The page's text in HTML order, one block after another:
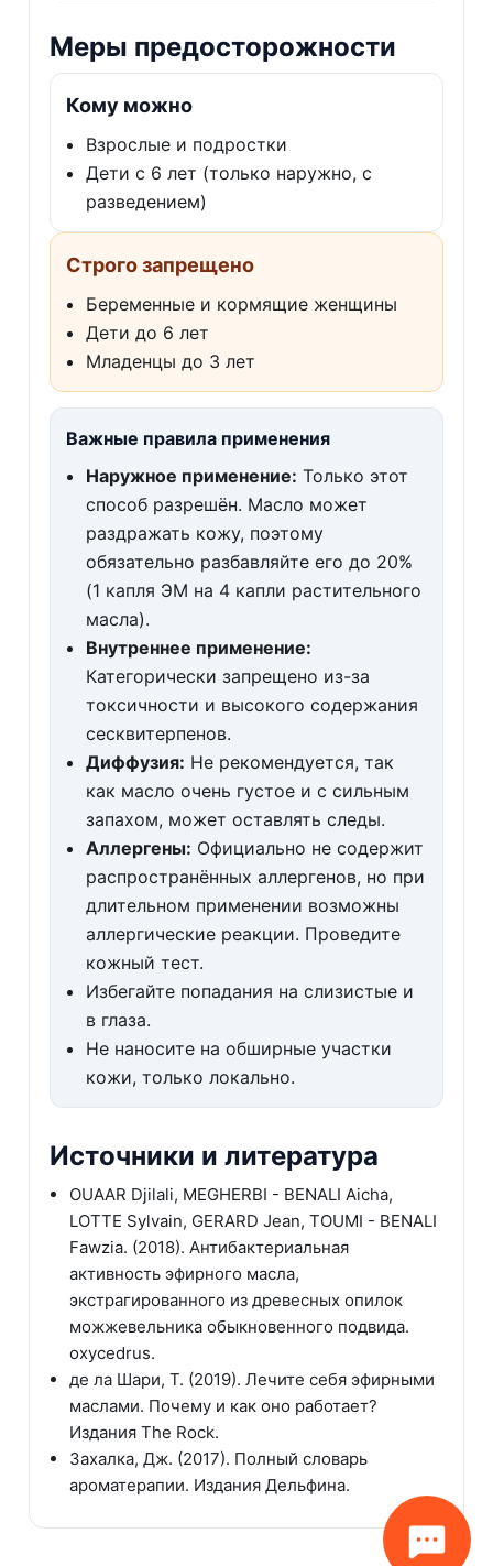
Меры предосторожности
Кому можно
Взрослые и подростки
Дети с 6 лет (только наружно, с
разведением)
Строго запрещено
Беременные и кормящие женщины
Дети до 6 лет
Младенцы до 3 лет
Важные правила применения
Наружное применение: Только этот
способ разрешён. Масло может
раздражать кожу, поэтому
обязательно разбавляйте его до 20%
(1 капля ЭМ на 4 капли растительного
масла).
Внутреннее применение:
Категорически запрещено из-за
токсичности и высокого содержания
сесквитерпенов.
Диффузия: Не рекомендуется, так
как масло очень густое и с сильным
запахом, может оставлять следы.
Аллергены: Официально не содержит
распространённых аллергенов, но при
длительном применении возможны
аллергические реакции. Проведите
кожный тест.
Избегайте попадания на слизистые и
в глаза.
Не наносите на обширные участки
кожи, только локально.
Источники и литература
OUAAR Djilali, MEGHERBI - BENALI Aicha,
LOTTE Sylvain, GERARD Jean, TOUMI - BENALI
Fawzia. (2018). Антибактериальная
активность эфирного масла,
экстрагированного из древесных опилок
можжевельника обыкновенного подвида.
oxycedrus.
де ла Шари, Т. (2019). Лечите себя эфирными
маслами. Почему и как оно работает?
Издания The Rock.
Захалка, Дж. (2017). Полный словарь
ароматерапии. Издания Дельфина.